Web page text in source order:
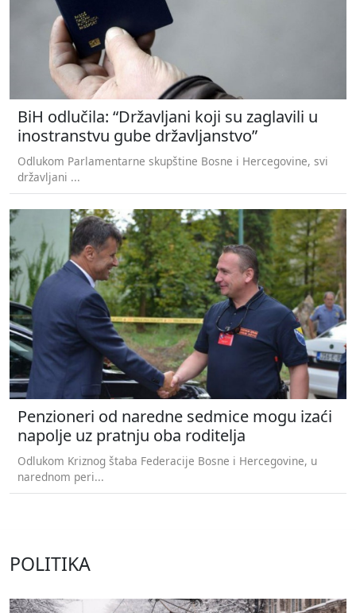
BiH odlučila: “Državljani koji su zaglavili u
inostranstvu gube državljanstvo”
Odlukom Parlamentarne skupštine Bosne i Hercegovine, svi
državljani ...
Penzioneri od naredne sedmice mogu izaći
napolje uz pratnju oba roditelja
Odlukom Kriznog štaba Federacije Bosne i Hercegovine, u
narednom peri...
POLITIKA